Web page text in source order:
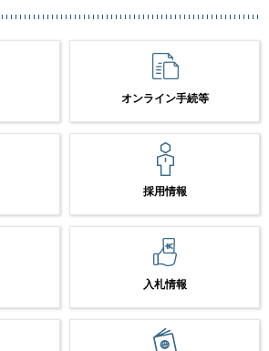
オンライン手続等
採用情報
入札情報